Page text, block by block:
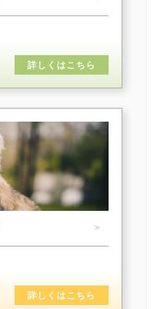
詳しくはこちら
＞
詳しくはこちら